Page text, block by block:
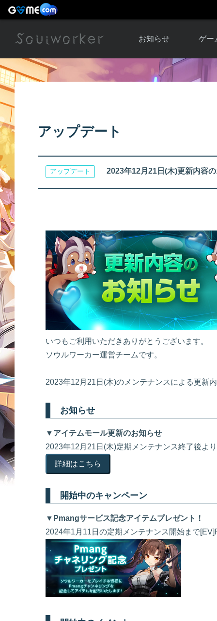
お知らせ
お知らせ一覧
ゲー
ソウ
アップ
アップデート
アップデート 2023年12月21日(木)更新内容
いつもご利用いただきありがとうございます。
ソウルワーカー運営チームです。
2023年12月21日(木)のメンテナンスによる更新
お知らせ
▼アイテムモール更新のお知らせ
2023年12月21日(木)定期メンテナンス終了後よ
詳細はこちら
開始中のキャンペーン
▼Pmangサービス記念アイテムプレゼント！
2024年1月11日の定期メンテナンス開始まで